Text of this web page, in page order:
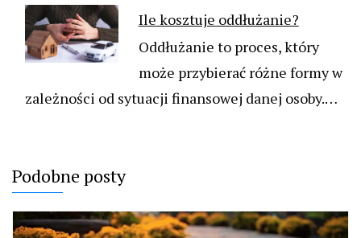
Ile kosztuje oddłużanie?
Oddłużanie to proces, który
może przybierać różne formy w
zależności od sytuacji finansowej danej osoby.…
Podobne posty